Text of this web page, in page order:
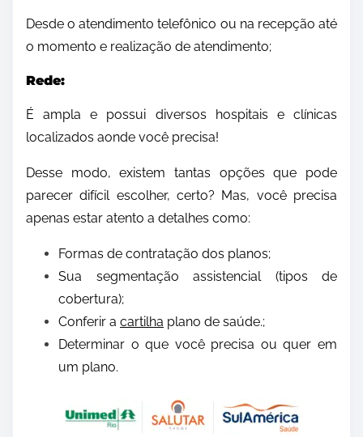
Desde o atendimento telefônico ou na recepção até
o momento e realização de atendimento;
Rede:
É ampla e possui diversos hospitais e clínicas
localizados aonde você precisa!
Desse modo, existem tantas opções que pode
parecer difícil escolher, certo? Mas, você precisa
apenas estar atento a detalhes como:
Formas de contratação dos planos;
Sua segmentação assistencial (tipos de
cobertura);
Conferir a cartilha plano de saúde.;
Determinar o que você precisa ou quer em
um plano.